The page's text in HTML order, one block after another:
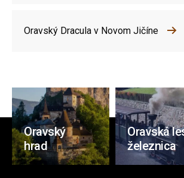
Oravský Dracula v Novom Jičíne
Oravský
hrad
Oravská
železnica